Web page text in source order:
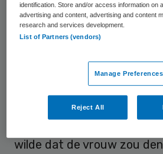
‘Heilzame invloed’
dat hij de indruk had dat hij
waarschuwing van het
wilde dat de vrouw zou
identification. Store and/or access information on
advertising and content, advertising and content
research and services development.
List of Partners (vendors)
Manage Preferences
Reject All